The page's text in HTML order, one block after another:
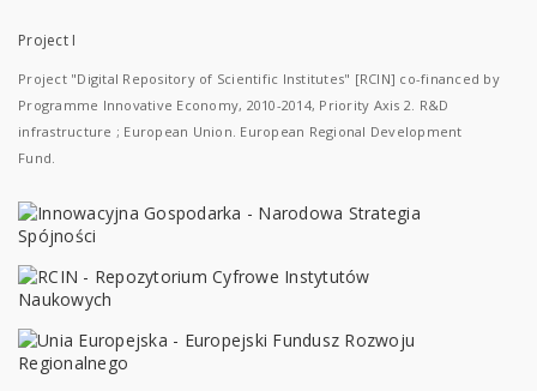
Project I
Project "Digital Repository of Scientific Institutes" [RCIN] co-financed by
Programme Innovative Economy, 2010-2014, Priority Axis 2. R&D
infrastructure ; European Union. European Regional Development
Fund.